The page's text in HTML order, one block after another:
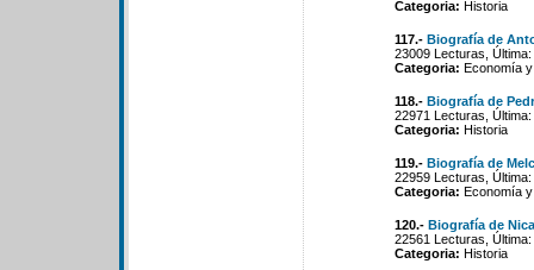
Categoria: Historia
117.- Biografía de
23009 Lecturas,
Categoria: Economía
118.- Biografía de
22971 Lecturas,
Categoria: Historia
119.- Biografía de
22959 Lecturas,
Categoria: Economía
120.- Biografía de
22561 Lecturas,
Categoria: Historia